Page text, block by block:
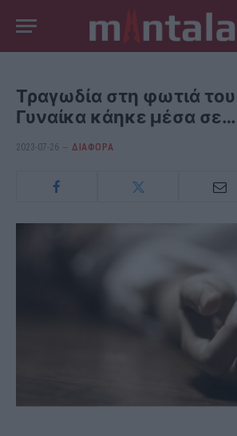
Τραγωδία στη φωτιά
Γυναίκα κάηκε μέσα σε…
2023-07-26 ΔΙΆΦΟΡΑ